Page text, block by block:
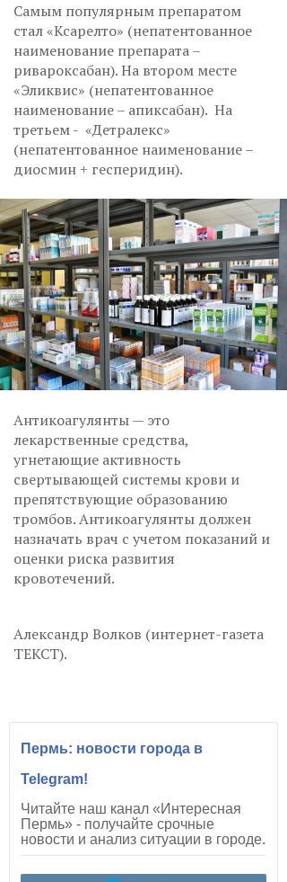
Самым популярным препаратом
стал «Ксарелто» (непатентованное
наименование препарата –
ривароксабан). На втором месте
«Эликвис» (непатентованное
наименование – апиксабан). На
третьем - «Детралекс»
(непатентованное наименование –
диосмин + гесперидин).
Антикоагулянты — это
лекарственные средства,
угнетающие активность
свертывающей системы крови и
препятствующие образованию
тромбов. Антикоагулянты должен
назначать врач с учетом показаний и
оценки риска развития
кровотечений.
Александр Волков (интернет-газета
ТЕКСТ).
Пермь: новости города в
Telegram!
Читайте наш канал «Интересная
Пермь» - получайте срочные
новости и анализ ситуации в городе.